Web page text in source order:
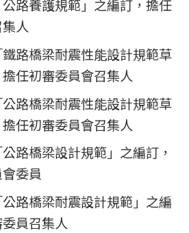
路養護規範」之編訂，擔任
人
路橋梁耐震性能設計規範草
任初審委員會召集人
路橋梁耐震性能設計規範草
任初審委員會召集人
路橋梁設計規範」之編訂，
委員
路橋梁耐震設計規範」之編
員召集人